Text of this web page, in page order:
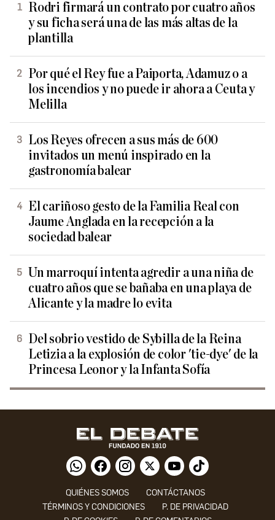
Rodri firmará un contrato por cuatro años
y su ficha será una de las más altas de la
plantilla
Por qué el Rey fue a Paiporta, Adamuz o a
los incendios y no puede ir ahora a Ceuta y
Melilla
Los Reyes ofrecen a sus más de 600
invitados un menú inspirado en la
gastronomía balear
El cariñoso gesto de la Familia Real con
Jaume Anglada en la recepción a la
sociedad balear
Un marroquí intenta agredir a una niña de
cuatro años que se bañaba en una playa de
Alicante y la madre lo evita
Del sobrio vestido de Sybilla de la Reina
Letizia a la explosión de color 'tie-dye' de la
Princesa Leonor y la Infanta Sofía
QUIÉNES SOMOS
CONTÁCTANOS
TÉRMINOS Y CONDICIONES
P. DE PRIVACIDAD